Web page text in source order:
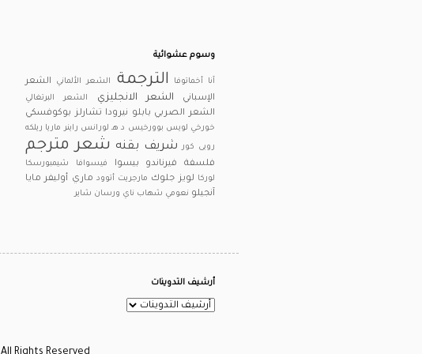
وسوم عشوائية
آنا أخماتوفا الترجمة الشعر الألماني
الشعر
الإسباني
الشعر الانجليزي الشعر البرتغالي
الشعر الصربي بابلو نيرودا تشارلز بوكوفسكي
خورخي لويس بوورخيس د هـ لورانس راينر ماريا ريلكه
روبى كور شريف بقنه شعر مترجم
فلسفة فيرناندو بيسوا
فيسوافا شيمبورسكا
لوركا لويز جلوك مارجريت أتوود ماري أوليفر مايا
آنجيلو نعومي شهاب ناي ورسان شاير
أرشيف التدوينات